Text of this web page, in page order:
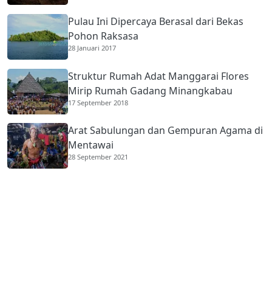
Pulau Ini Dipercaya Berasal dari Bekas
Pohon Raksasa
28 Januari 2017
Struktur Rumah Adat Manggarai Flores
Mirip Rumah Gadang Minangkabau
17 September 2018
Arat Sabulungan dan Gempuran Agama di
Mentawai
28 September 2021